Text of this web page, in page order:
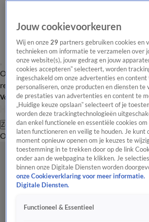
Overzicht Laatste nieuws Regionieuws Het beste
redactie
Volg Hart van Nederland
Zoeken
OverzichtRegioUitzendingenWeerTip de
Jouw cookievoorkeuren
Wij en onze29 partners gebruiken cookies en
technieken om informatie te verzamelen over
onze website(s), jouw gedrag en jouw
cookies accepteren” selecteert, worden
ingeschakeld om onze advertenties en content
personaliseren, onze producten en diensten te
de prestaties van advertenties en content te
„Huidige keuze opslaan” selecteert of je
worden deze trackingtechnologieën
dan enkel functionele en essentiële cookies
laten functioneren en veilig te houden. Je kunt
moment opnieuw openen om je keuzes te
toestemming in te trekken door op de link
onder aan de webpagina te klikken. Je
binnen onze Digitale Diensten worden
onze Cookieverklaring voor meer informatie.
Digitale Diensten.
Functioneel & Essentieel